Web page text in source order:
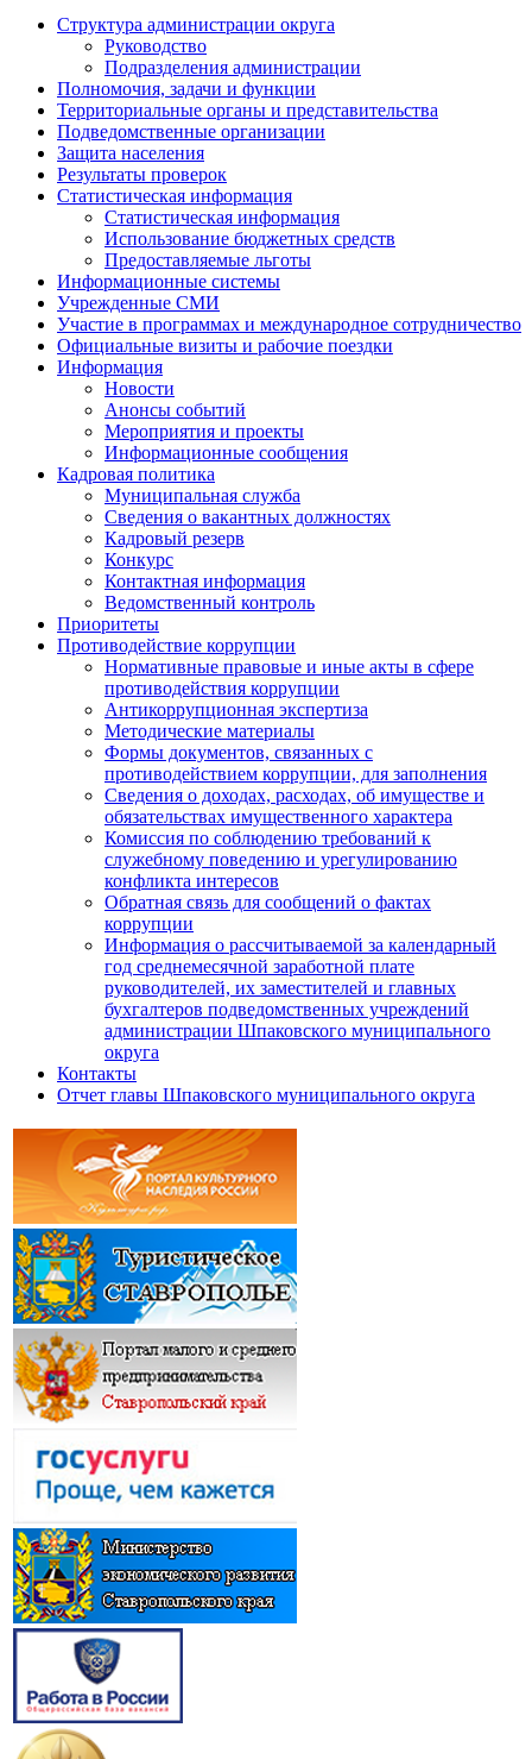
Структура администрации округа
Руководство
Подразделения администрации
Полномочия, задачи и функции
Территориальные органы и представительства
Подведомственные организации
Защита населения
Результаты проверок
Статистическая информация
Статистическая информация
Использование бюджетных средств
Предоставляемые льготы
Информационные системы
Учрежденные СМИ
Участие в программах и международное сотрудничество
Официальные визиты и рабочие поездки
Информация
Новости
Анонсы событий
Мероприятия и проекты
Информационные сообщения
Кадровая политика
Муниципальная служба
Сведения о вакантных должностях
Кадровый резерв
Конкурс
Контактная информация
Ведомственный контроль
Приоритеты
Противодействие коррупции
Нормативные правовые и иные акты в сфере
противодействия коррупции
Антикоррупционная экспертиза
Методические материалы
Формы документов, связанных с
противодействием коррупции, для заполнения
Сведения о доходах, расходах, об имуществе и
обязательствах имущественного характера
Комиссия по соблюдению требований к
служебному поведению и урегулированию
конфликта интересов
Обратная связь для сообщений о фактах
коррупции
Информация о рассчитываемой за календарный
год среднемесячной заработной плате
руководителей, их заместителей и главных
бухгалтеров подведомственных учреждений
администрации Шпаковского муниципального
округа
Контакты
Отчет главы Шпаковского муниципального округа